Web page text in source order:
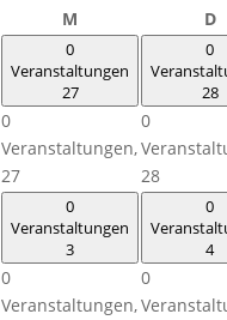
M D
0
Veranstaltungen
27
0
Veranstaltungen,
27
0
28
0
28
0
Veranstaltungen
3
0
Veranstaltungen,
0
4
0